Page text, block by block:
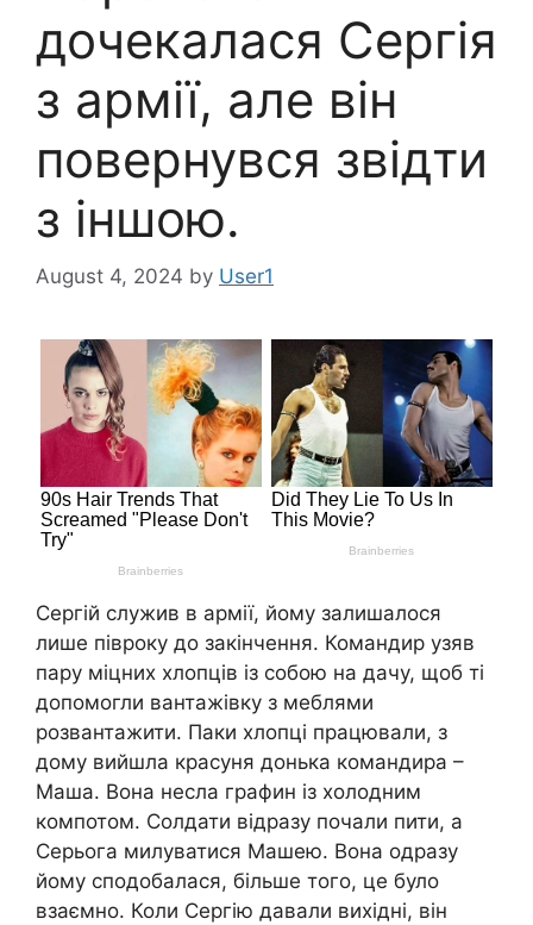
дочекалася Сергія
з apмії, але він
повернувся звідти
з іншою.
August 4, 2024 by User1
Сергій служив в apмії, йому залишалося
лише півроку до закінчення. Командир узяв
пару міцних хлопців із собою на дачу, щоб ті
допомогли вантажівку з меблями
розвантажити. Паки хлопці працювали, з
дому вийшла красуня донька командира –
Маша. Вона несла графин із холодним
компотом. Солдати відразу почали пити, а
Серьога милуватися Машею. Вона одразу
йому сподобалася, більше того, це було
взаємно. Коли Сергію давали вихідні, він